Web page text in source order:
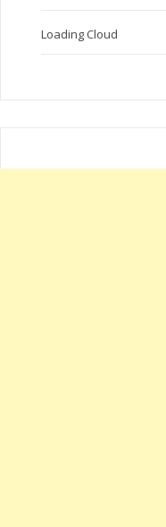
Loading Cloud